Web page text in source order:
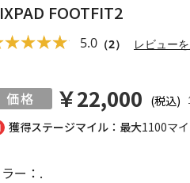
獲得ステージマイル：最大1100マ
FOOTFIT2
5.0 （2） レビュー
￥22,000 (税込)
ー：.